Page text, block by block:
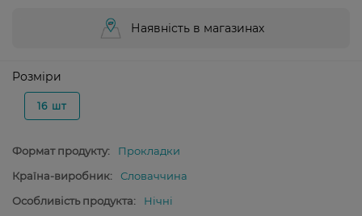
Наявність в магазинах
Розміри
16 шт
Формат продукту:
Прокладки
Країна-виробник:
Словаччина
Особливість продукта:
Нічні